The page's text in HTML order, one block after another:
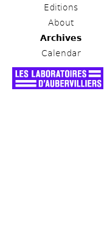
Editions
About
Archives
Calendar